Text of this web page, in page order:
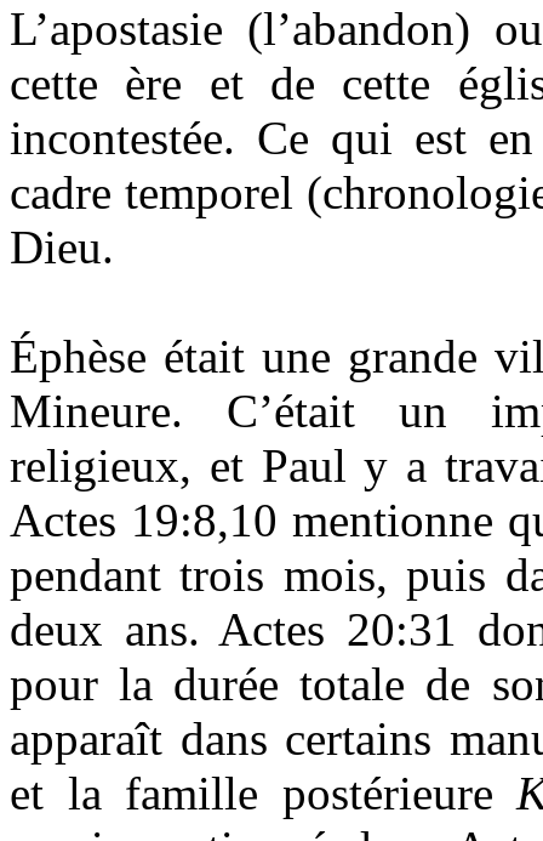
L’apostasie (l’abandon)
cette ère et de cette
incontestée. Ce qui est
cadre temporel
Dieu.
Éphèse était une grande
Mineure. C’était un
religieux, et Paul y a
Actes 19:8,10 mentionne
pendant trois mois, puis
deux ans. Actes 20:31
pour la durée totale de
apparaît dans certains
et la famille postérieure